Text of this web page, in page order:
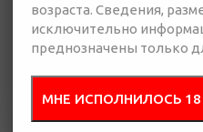
Отправить
запрос
возраста. Сведения,
исключительно
преднозначены только
МНЕ ИСПОЛНИЛОСЬ 18